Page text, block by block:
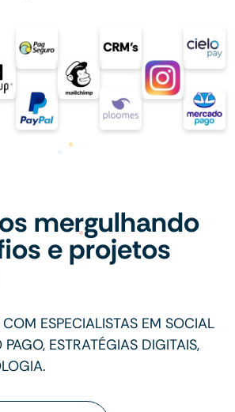
mergulhando
e projetos
ESPECIALISTAS EM SOCIAL
ESTRATÉGIAS DIGITAIS,